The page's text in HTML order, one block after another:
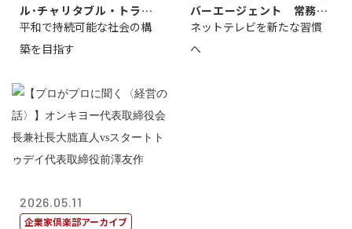
ル･チャリタブル・トラス
ト財団会長 マ...
平和で持続可能な社会の構
築を目指す
バーエージェント 常務取
締役 小池政...
ネットテレビを新たな習慣
へ
2026.05.11
企業家倶楽部アーカイブ